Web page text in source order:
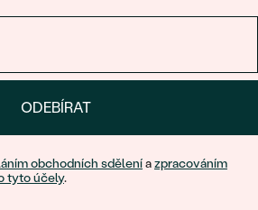
ODEBÍRAT
obchodních sděleníazpracováním
tyto účely.